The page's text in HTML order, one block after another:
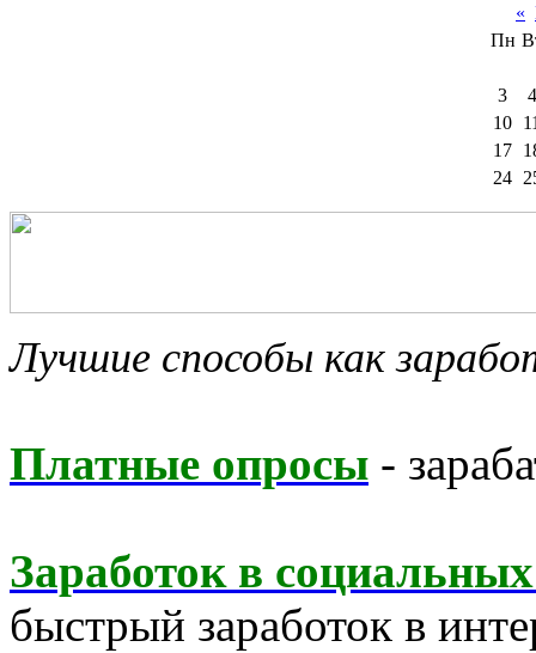
«
Пн
3
4
10
17
24
Лучшие способы как
Платные опросы -
Заработок в социальных
быстрый заработок в